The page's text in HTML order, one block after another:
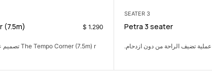
CORNERS
Tempo Corner (7.5m)
The Tempo Corner (7.5m) r تصميم عصري، راحة فائقة،
249
وحدة تلفاز عصرية بتصميم